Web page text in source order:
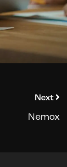
Next
Nemox